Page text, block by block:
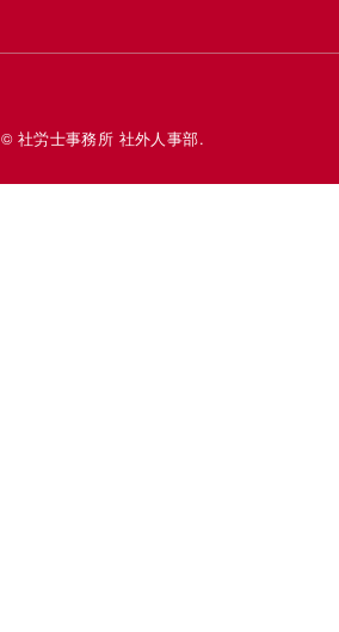
© 社労士事務所 社外人事部.